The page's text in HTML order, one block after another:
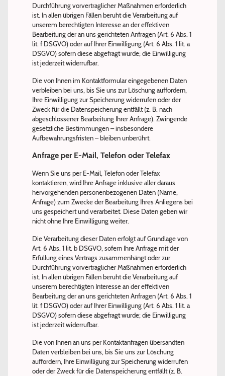
Durchführung vorvertraglicher Maßnahmen erforderlich
ist. In allen übrigen Fällen beruht die Verarbeitung auf
unserem berechtigten Interesse an der effektiven
Bearbeitung der an uns gerichteten Anfragen (Art. 6 Abs. 1
lit. f DSGVO) oder auf Ihrer Einwilligung (Art. 6 Abs. 1 lit. a
DSGVO) sofern diese abgefragt wurde; die Einwilligung
ist jederzeit widerrufbar.
Die von Ihnen im Kontaktformular eingegebenen Daten
verbleiben bei uns, bis Sie uns zur Löschung auffordern,
Ihre Einwilligung zur Speicherung widerrufen oder der
Zweck für die Datenspeicherung entfällt (z. B. nach
abgeschlossener Bearbeitung Ihrer Anfrage). Zwingende
gesetzliche Bestimmungen – insbesondere
Aufbewahrungsfristen – bleiben unberührt.
Anfrage per E-Mail, Telefon oder Telefax
Wenn Sie uns per E-Mail, Telefon oder Telefax
kontaktieren, wird Ihre Anfrage inklusive aller daraus
hervorgehenden personenbezogenen Daten (Name,
Anfrage) zum Zwecke der Bearbeitung Ihres Anliegens bei
uns gespeichert und verarbeitet. Diese Daten geben wir
nicht ohne Ihre Einwilligung weiter.
Die Verarbeitung dieser Daten erfolgt auf Grundlage von
Art. 6 Abs. 1 lit. b DSGVO, sofern Ihre Anfrage mit der
Erfüllung eines Vertrags zusammenhängt oder zur
Durchführung vorvertraglicher Maßnahmen erforderlich
ist. In allen übrigen Fällen beruht die Verarbeitung auf
unserem berechtigten Interesse an der effektiven
Bearbeitung der an uns gerichteten Anfragen (Art. 6 Abs. 1
lit. f DSGVO) oder auf Ihrer Einwilligung (Art. 6 Abs. 1 lit. a
DSGVO) sofern diese abgefragt wurde; die Einwilligung
ist jederzeit widerrufbar.
Die von Ihnen an uns per Kontaktanfragen übersandten
Daten verbleiben bei uns, bis Sie uns zur Löschung
auffordern, Ihre Einwilligung zur Speicherung widerrufen
oder der Zweck für die Datenspeicherung entfällt (z. B.